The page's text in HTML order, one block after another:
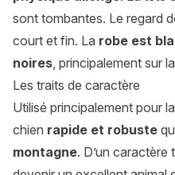
sont tombantes. Le regard
court et fin. La robe est
noires, principalement sur
Les traits de caractère
Utilisé principalement pour
chien rapide et robuste
montagne. D’un caractère